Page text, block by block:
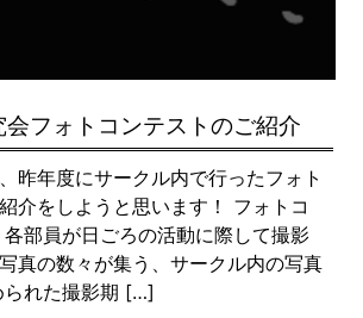
フォトコンテストのご紹介
昨年度にサークル内で行ったフォト
介をしようと思います！ フォトコ
部員が日ごろの活動に際して撮影
真の数々が集う、サークル内の写真
られた撮影期 […]